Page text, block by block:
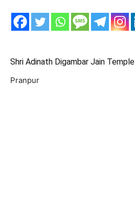
Shri Adinath Digambar Jain Temple
Pranpur